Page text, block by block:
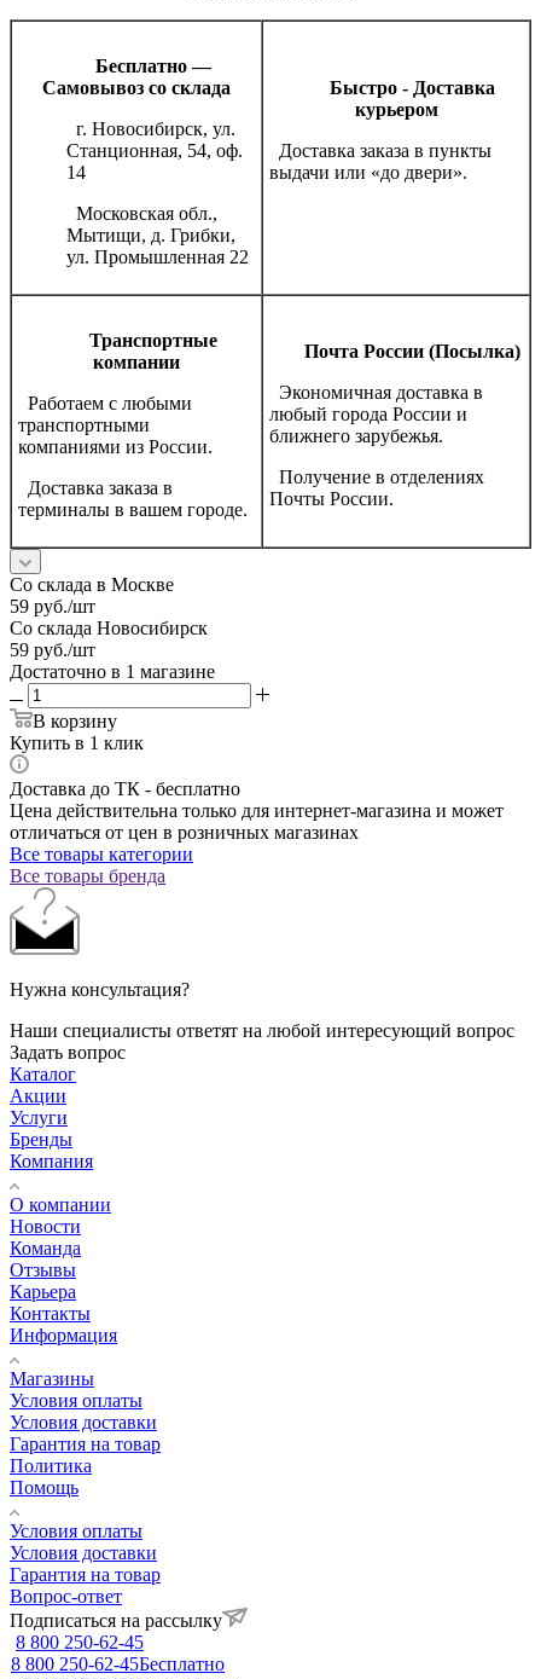
Бесплатно —
Самовывоз со склада
г. Новосибирск, ул.
Станционная, 54, оф.
14
Московская обл.,
Мытищи, д. Грибки,
ул. Промышленная 22
Быстро - Доставка
курьером
Доставка заказа в пункты
выдачи или «до двери».
Транспортные
компании
Работаем с любыми
транспортными
компаниями из России.
Доставка заказа в
терминалы в вашем городе.
Почта России (Посылка)
Экономичная доставка в
любый города России и
ближнего зарубежья.
Получение в отделениях
Почты России.
Со склада в Москве
59 руб./шт
Со склада Новосибирск
59 руб./шт
Достаточно в 1 магазине
В корзину
Купить в 1 клик
Доставка до ТК - бесплатно
Цена действительна только для интернет-магазина и может
отличаться от цен в розничных магазинах
Все товары категории
Все товары бренда
Нужна консультация?
Наши специалисты ответят на любой интересующий вопрос
Задать вопрос
Каталог
Акции
Услуги
Бренды
Компания
О компании
Новости
Команда
Отзывы
Карьера
Контакты
Информация
Магазины
Условия оплаты
Условия доставки
Гарантия на товар
Политика
Помощь
Условия оплаты
Условия доставки
Гарантия на товар
Вопрос-ответ
Подписаться на рассылку
8 800 250-62-45
8 800 250-62-45Бесплатно